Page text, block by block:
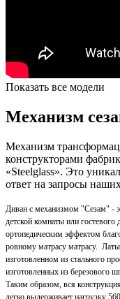
Показать все модели
Механизм
Механизм
конструкторами
«Steelglass». Это
ответ на запросы
Диван с механизмом "Сезам" -
детской комнаты или гостевого
ортопедическим эффектом
ровному матрасу матрасу. Латы
изготовленном из стального
изготовленных из березового
Таким образом, вся
легко выдерживает нагрузку